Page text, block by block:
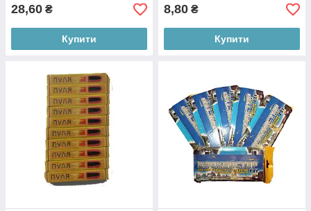
28,60 ₴
Купити
8,80 ₴
Купити